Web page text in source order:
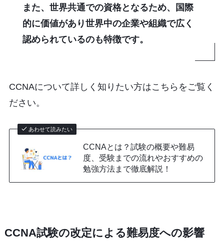
また、世界共通での資格となるため、国際
的に価値があり世界中の企業や組織で広く
認められているのも特徴です。
CCNAについて詳しく知りたい方はこちらをご覧く
ださい。
あわせて読みたい
CCNAとは？試験の概要や難易
度、受験までの流れやおすすめの
勉強方法まで徹底解説！
CCNA試験の改定による難易度への影響